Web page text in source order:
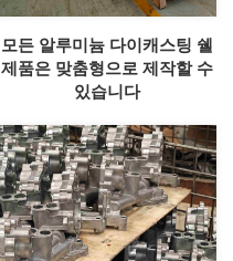
모든 알루미늄 다이캐스팅 쉘
제품은 맞춤형으로 제작할 수
있습니다